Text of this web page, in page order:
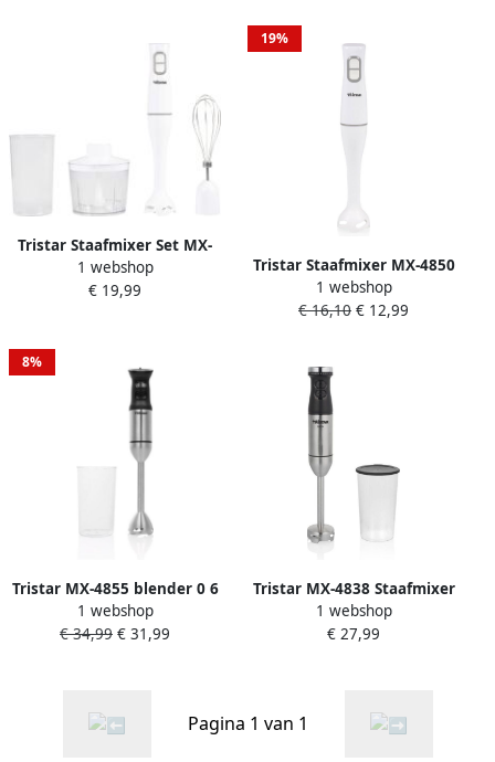
Vaatwasserbestendige
Onderdelen
Tristar Staafmixer Set MX-
4851 Staafmixer Hakmolen
en Garde Extra lange staaf
1 webshop
€ 19,99
19%
Tristar Staafmixer MX-4850
RVS mesbladen 350 Watt
Wit
1 webshop
€ 16,10 € 12,99
8%
Tristar MX-4855 blender 0 6
l Keukenblender 1200 W
Zwart Roestvrijstaal-
1 webshop
€ 34,99 € 31,99
Tristar MX-4838 Staafmixer
– Met maatbeker 800 Watt
Turbofunctie RVS
1 webshop
€ 27,99
Pagina 1 van 1